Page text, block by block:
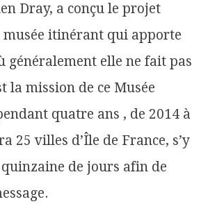
Dray, a conçu le projet
musée itinérant qui apporte
généralement elle ne fait pas
la mission de ce Musée
quatre ans , de 2014 à
25 villes d’Île de France, s’y
de jours afin de